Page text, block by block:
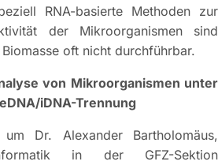
RNA-basierte Methoden zur
der Mikroorganismen sind
oft nicht durchführbar.
von Mikroorganismen unter
iDNA-Trennung
um Dr. Alexander Bartholomäus,
in der GFZ-Sektion